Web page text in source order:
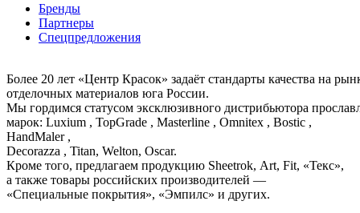
Бренды
Партнеры
Спецпредложения
Более 20 лет «Центр Красок» задаёт стандарты качества на
отделочных материалов юга России.
Мы гордимся статусом эксклюзивного дистрибьютора
марок: Luxium , TopGrade , Masterline , Omnitex , Bostic ,
HandMaler ,
Decorazza , Titan, Welton, Oscar.
Кроме того, предлагаем продукцию Sheetrok, Art, Fit, «Текс»,
а также товары российских производителей —
«Специальные покрытия», «Эмпилс» и других.